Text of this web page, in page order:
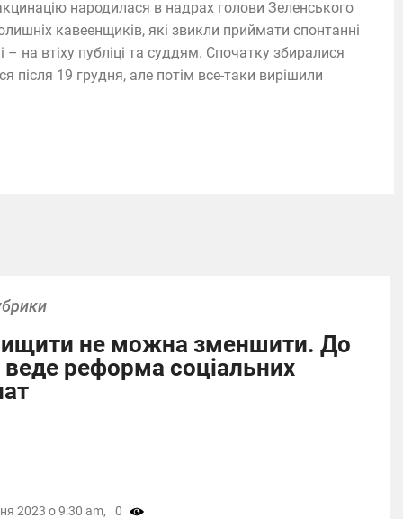
народилася в надрах голови Зеленського
кавеенщиків, які звикли приймати спонтанні
на втіху публіці та суддям. Спочатку збиралися
після 19 грудня, але потім все-таки вирішили
не можна зменшити. До
веде реформа соціальних
2023 о 9:30 am, 0